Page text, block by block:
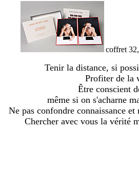
coffret
Tenir la distance, si
Profiter de la
Être conscient
même si on s'acharne
Ne pas confondre connaissance
Chercher avec vous la vérité